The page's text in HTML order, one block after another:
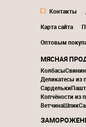
Контакты
Карта сайта
Оптовым
МЯСНАЯ
Колбасы
Деликатесы из
Сардельки
Копчёности из
ВетчинаШпик